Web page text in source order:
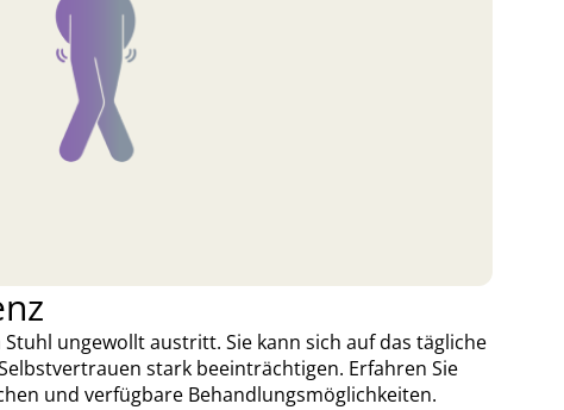
ungewollt austritt. Sie kann sich auf das tägliche
stark beeinträchtigen. Erfahren Sie
und verfügbare Behandlungsmöglichkeiten.